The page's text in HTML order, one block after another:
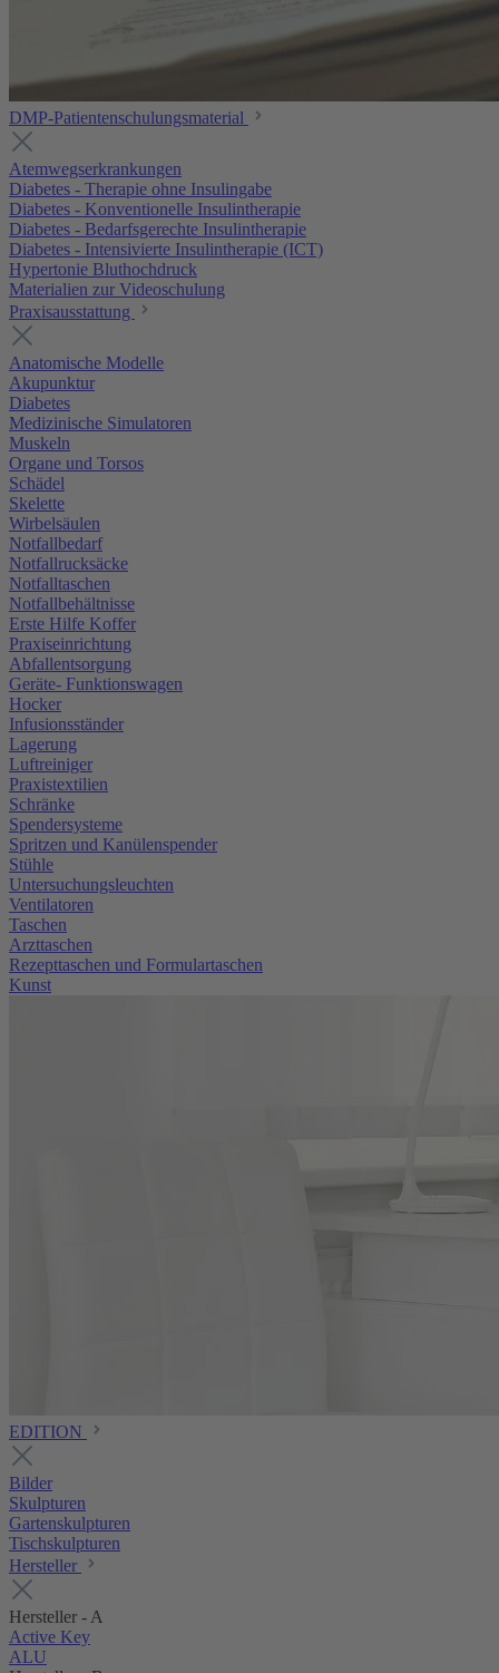
DMP-Patientenschulungsmaterial
Atemwegserkrankungen
Diabetes - Therapie ohne Insulingabe
Diabetes - Konventionelle Insulintherapie
Diabetes - Bedarfsgerechte Insulintherapie
Diabetes - Intensivierte Insulintherapie (ICT)
Hypertonie Bluthochdruck
Materialien zur Videoschulung
Praxisausstattung
Anatomische Modelle
Akupunktur
Diabetes
Medizinische Simulatoren
Muskeln
Organe und Torsos
Schädel
Skelette
Wirbelsäulen
Notfallbedarf
Notfallrucksäcke
Notfalltaschen
Notfallbehältnisse
Erste Hilfe Koffer
Praxiseinrichtung
Abfallentsorgung
Geräte- Funktionswagen
Hocker
Infusionsständer
Lagerung
Luftreiniger
Praxistextilien
Schränke
Spendersysteme
Spritzen und Kanülenspender
Stühle
Untersuchungsleuchten
Ventilatoren
Taschen
Arzttaschen
Rezepttaschen und Formulartaschen
Kunst
EDITION
Bilder
Skulpturen
Gartenskulpturen
Tischskulpturen
Hersteller
Hersteller - A
Active Key
ALU